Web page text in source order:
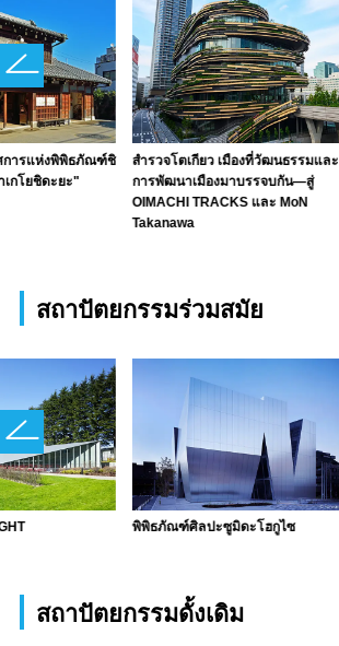
การแห่งพิพิธภัณฑ์ชิ
กโยชิดะยะ"
สำรวจโตเกียว เมืองที่วัฒนธรรมและ
การพัฒนาเมืองมาบรรจบกัน—สู่
OIMACHI TRACKS และ MoN
Takanawa
สถาปัตยกรรมร่วมสมัย
พิพิธภัณฑ์ศิลปะซูมิดะโฮกูไซ
สถาปัตยกรรมดั้งเดิม